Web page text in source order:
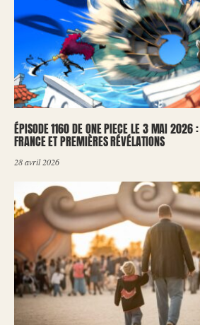
ÉPISODE 1160 DE ONE PIECE LE 3 MAI 2026 :
FRANCE ET PREMIÈRES RÉVÉLATIONS
28 avril 2026